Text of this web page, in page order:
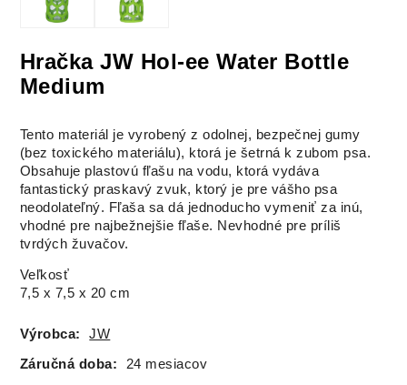
Hračka JW Hol-ee Water Bottle
Medium
Tento materiál je vyrobený z odolnej, bezpečnej gumy
(bez toxického materiálu), ktorá je šetrná k zubom psa.
Obsahuje plastovú fľašu na vodu, ktorá vydáva
fantastický praskavý zvuk, ktorý je pre vášho psa
neodolateľný. Fľaša sa dá jednoducho vymeniť za inú,
vhodné pre najbežnejšie fľaše. Nevhodné pre príliš
tvrdých žuvačov.
Veľkosť
7,5 x 7,5 x 20 cm
Výrobca: JW
Záručná doba: 24 mesiacov